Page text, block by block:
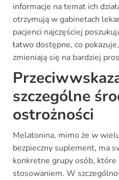
informacje na temat ich
otrzymują w gabinetach
pacjenci najczęściej
łatwo dostępne, co
zmieniają się na bardziej
szczególne
ostrożności
Melatonina, mimo że w
bezpieczny suplement, ma
konkretne grupy osób, które
stosowaniem. W